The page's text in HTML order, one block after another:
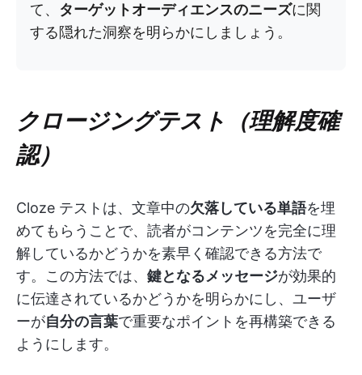
て、 ターゲットオーディエンスのニーズに関
する隠れた洞察を明らかにしましょう。
クロージングテスト（理解度確
認）
Cloze テストは、文章中の欠落している単語を埋
めてもらうことで、読者がコンテンツを完全に理
解しているかどうかを素早く確認できる方法で
す。この方法では、 鍵となるメッセージが効果的
に伝達されているかどうかを明らかにし、ユーザ
ーが自分の言葉で重要なポイントを再構築できる
ようにします。